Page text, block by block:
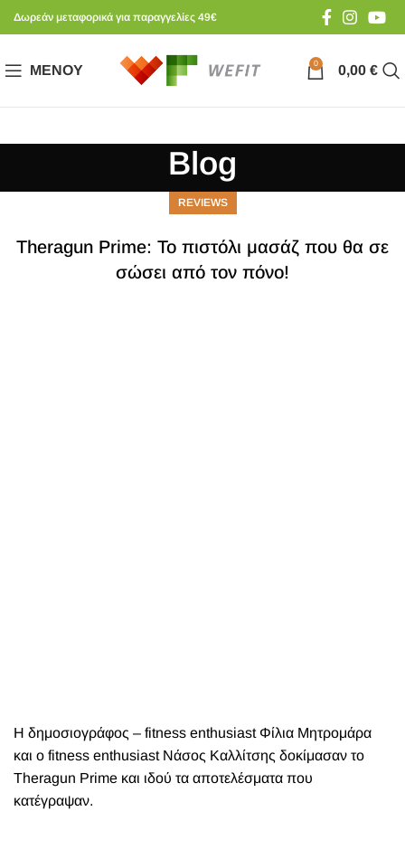
Δωρεάν μεταφορικά για παραγγελίες 49€
ΜΕΝΟΎ 0 0,00 €
Blog
REVIEWS
Theragun Prime: Το πιστόλι μασάζ που θα σε
σώσει από τον πόνο!
Η δημοσιογράφος – fitness enthusiast Φίλια Μητρομάρα
και ο fitness enthusiast Νάσος Καλλίτσης δοκίμασαν το
Theragun Prime και ιδού τα αποτελέσματα που
κατέγραψαν.